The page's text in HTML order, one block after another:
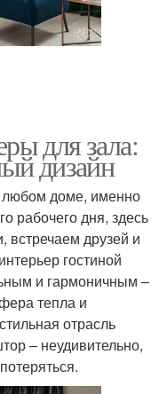
для зала:
дизайн
доме, именно
рабочего дня, здесь
друзей и
гостиной
и гармоничным –
тепла и
отрасль
– неудивительно,